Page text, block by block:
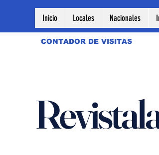
Inicio Locales Nacionales
CONTADOR DE VISITAS